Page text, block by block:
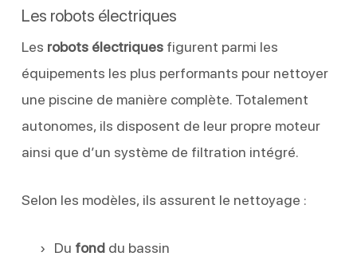
Les robots électriques
Les robots électriquesfigurent parmi les
équipements les plus performants pour nettoyer
une piscine de manière complète. Totalement
autonomes, ils disposent de leur propre moteur
ainsi que d’un système de filtration intégré.
Selon les modèles, ils assurent le nettoyage :
Du fonddu bassin